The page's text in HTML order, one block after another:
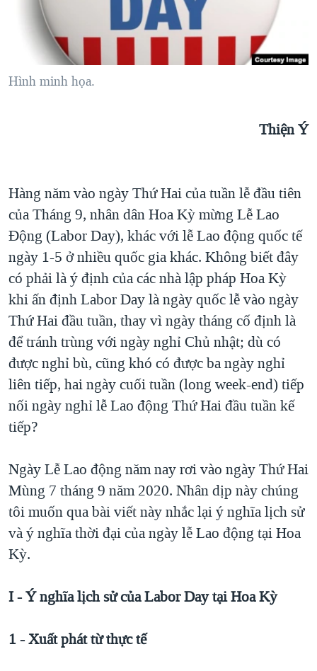
NGƯỜI VIỆT HẢI NGOẠI
ĐỜI SỐNG
KINH TẾ
GIÁO DỤC
TẠI
HÀNH TRÌNH BẦU CỬ 2024
MỘT NĂM CHIẾN TRANH TẠI DẢI GAZA
GIẢI MÃ VÀNH ĐAI & CON ĐƯỜNG
TRỊNH VĨNH BÌNH - NGƯỜI HẠ 'BÊN THẮNG CUỘC'
CÁC GIÁ TRỊ CỘNG HÒA Ở VIỆT NAM
THƯỢNG ĐỈNH TRUMP-KIM TẠI VIỆT NAM
TRỊNH VĨNH BÌNH VS. CHÍNH PHỦ VIỆT NAM
NGƯ DÂN VIỆT VÀ LÀN SÓNG TRỘM HẢI SÂM
BÊN KIA QUỐC LỘ: TIẾNG VỌNG TỪ NÔNG THÔN MỸ
QUAN HỆ VIỆT MỸ
VIDEO
NGHE
MẠNG XÃ HỘI
Hình minh họa.
Thiện Ý
Hàng năm vào ngày Thứ Hai của tuần lễ đầu tiên
của Tháng 9, nhân dân Hoa Kỳ mừng Lễ Lao
Ðộng (Labor Day), khác với lễ Lao động quốc tế
ngày 1-5 ở nhiều quốc gia khác. Không biết đây
có phải là ý định của các nhà lập pháp Hoa Kỳ
khi ấn định Labor Day là ngày quốc lễ vào ngày
Thứ Hai đầu tuần, thay vì ngày tháng cố định là
để tránh trùng với ngày nghỉ Chủ nhật; dù có
được nghỉ bù, cũng khó có được ba ngày nghỉ
liên tiếp, hai ngày cuối tuần (long week-end) tiếp
nối ngày nghỉ lễ Lao động Thứ Hai đầu tuần kế
tiếp?
Ngày Lễ Lao động năm nay rơi vào ngày Thứ Hai
Mùng 7 tháng 9 năm 2020. Nhân dịp này chúng
tôi muốn qua bài viết này nhắc lại ý nghĩa lịch sử
và ý nghĩa thời đại của ngày lễ Lao động tại Hoa
Kỳ.
I - Ý nghĩa lịch sử của Labor Day tại Hoa Kỳ
1 - Xuất phát từ thực tế